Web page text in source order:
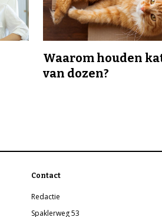
Waarom houden
van dozen?
Contact
Redactie
Spaklerweg 53